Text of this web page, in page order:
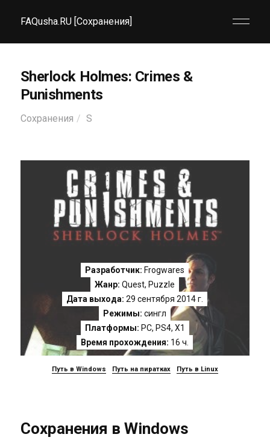
FAQusha.RU [Сохранения]
Sherlock Holmes: Crimes &
Punishments
Сохранения S
Разработчик: Frogwares
Жанр: Quest, Puzzle
Дата выхода: 29 сентября 2014 г.
Режимы: сингл
Платформы: PC, PS4, X1
Время прохождения: 16 ч.
Путь в Windows Путь на пиратках Путь в Linux
Сохранения в Windows